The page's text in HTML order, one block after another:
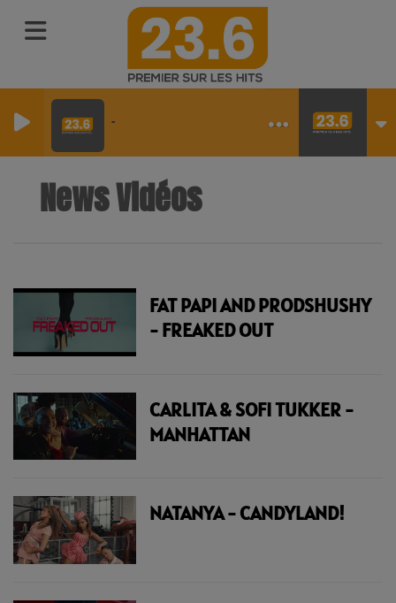
-
News Vidéos
FAT PAPI AND PRODSHUSHY
- FREAKED OUT
CARLITA & SOFI TUKKER -
MANHATTAN
NATANYA - CANDYLAND!